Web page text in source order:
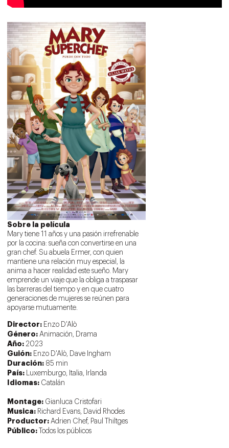
Sobre la película
Mary tiene 11 años y una pasión irrefrenable
por la cocina: sueña con convertirse en una
gran chef. Su abuela Ermer, con quien
mantiene una relación muy especial, la
anima a hacer realidad este sueño. Mary
emprende un viaje que la obliga a traspasar
las barreras del tiempo y en que cuatro
generaciones de mujeres se reúnen para
apoyarse mutuamente.
Director: Enzo D'Alò
Género: Animación, Drama
Año: 2023
Guión: Enzo D'Alò, Dave Ingham
Duración: 85 min
País: Luxemburgo, Italia, Irlanda
Idiomas: Catalán
Montage: Gianluca Cristofari
Musica: Richard Evans, David Rhodes
Productor: Adrien Chef, Paul Thiltges
Público: Todos los públicos